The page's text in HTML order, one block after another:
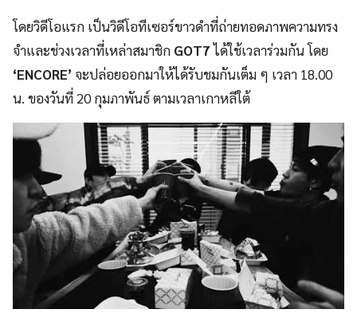
โดยวิดีโอแรก เป็นวิดีโอทีเซอร์ขาวดำที่ถ่ายทอดภาพความทรง
จำและช่วงเวลาที่เหล่าสมาชิก GOT7ได้ใช้เวลาร่วมกัน โดย
‘ENCORE’ จะปล่อยออกมาให้ได้รับชมกันเต็ม ๆ เวลา 18.00
น. ของวันที่ 20 กุมภาพันธ์ ตามเวลาเกาหลีใต้